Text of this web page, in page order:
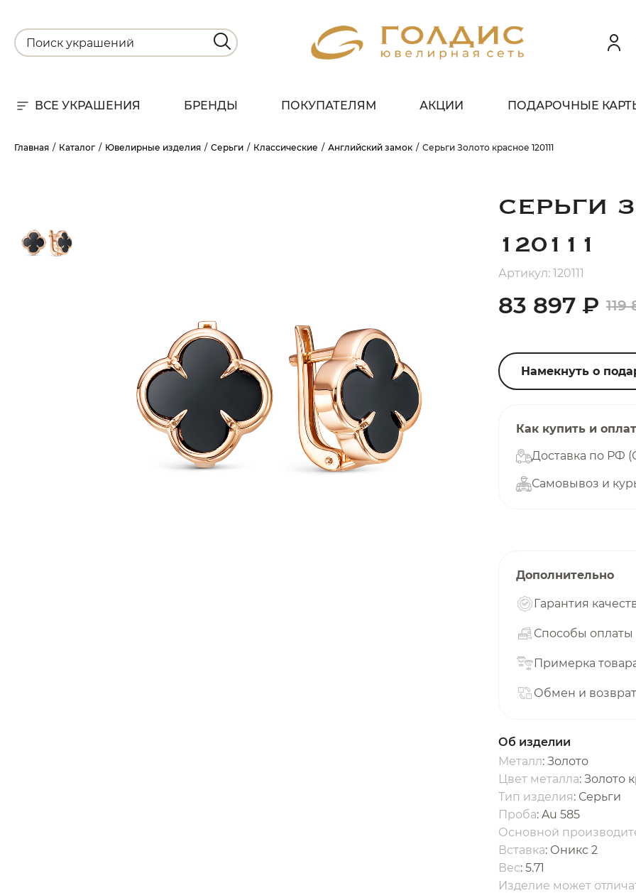
ВСЕ УКРАШЕНИЯ БРЕНДЫ ПОКУПАТЕЛЯМ АКЦИИ ПОДАРОЧНЫЕ
Главная Каталог Ювелирные изделия Серьги Классические Английский замок Серьги Золото красное 120111
СЕРЬГИ
120111
Артикул: 120111
83 897 ₽ 119
Намекнуть о
Как купить и
Доставка по РФ
Самовывоз и
Дополнительно
Гарантия
Способы оплаты
Примерка
Обмен и возврат
Об изделии
Металл: Золото
Цвет металла: Золото
Тип изделия: Серьги
Проба: Au 585
Основной
Вставка: Оникс 2
Вес: 5.71
Изделие может
БЕЗ ПЕРЕПЛАТ
25 %
Добавляйте товары в корзину
каждые 2 недели
раз в 2
Остались вопросы?
8 800 302-02-51